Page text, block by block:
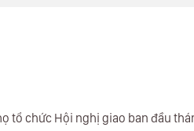
tổ chức Hội nghị giao ban đầu